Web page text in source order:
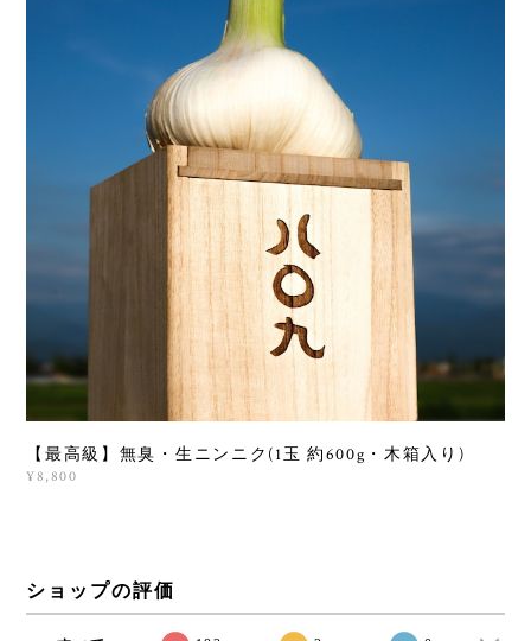
【最高級】無臭・生ニンニク(1玉 約600g・木箱入り)
¥8,800
ショップの評価